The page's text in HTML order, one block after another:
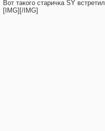
Вот такого старичка SY
[IMG][/IMG]